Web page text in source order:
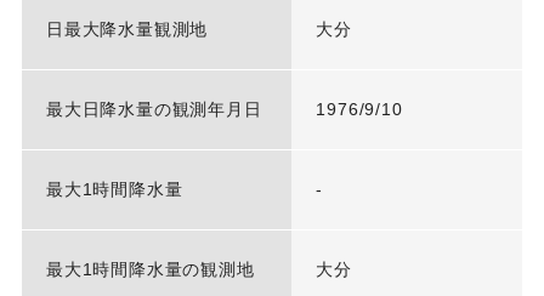
日最大降水量観測地 大分
最大日降水量の観測年月日 1976/9/10
最大1時間降水量 -
最大1時間降水量の観測地 大分